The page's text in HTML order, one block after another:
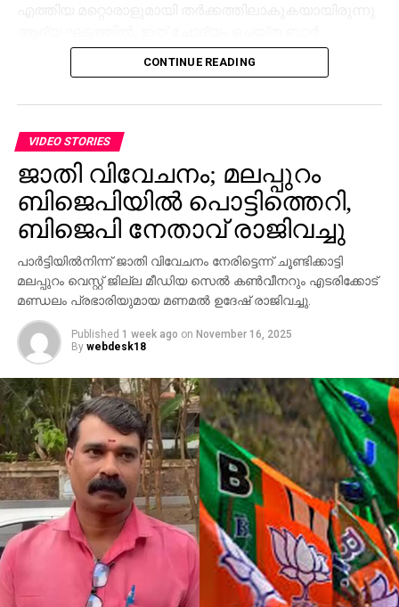
സംഘം ആദ്യം ബാറില്‍ നിന്ന് പുറത്തുപോയെങ്കിലും,
അലീനയും കൂട്ടരും കുറച്ച് സമയത്തിനുശേഷം
ആവര്‍ത്തിച്ച് അഞ്ചുതവണ വരെ തിരിച്ചെത്തി
ആക്രമണം നടത്തിയതായും ബാര്‍ ഉടമ നല്‍കിയ
പരാതിയില്‍ പറയുന്നു. വിദ്യാഭ്യാസ
ആവശ്യങ്ങള്‍ക്കായി എറണാകുളത്ത് എത്തിയവരാണ്
പ്രതികളെന്ന് പൊലീസ് കണ്ടെത്തിയിട്ടുണ്ട്.
സംഭവത്തില്‍ അലീനയുടെ കൈക്ക് പരുക്കേല്‍ക്കുകയും
ചെയ്തു.
ജാതി വിവേചനം; മലപ്പുറം
ബിജെപിയില്‍ പൊട്ടിത്തെറി,
ബിജെപി നേതാവ് രാജിവച്ചു
പാര്‍ട്ടിയില്‍നിന്ന് ജാതി വിവേചനം നേരിട്ടെന്ന് ചൂണ്ടിക്കാട്ടി
മലപ്പുറം വെസ്റ്റ് ജില്ല മീഡിയ സെല്‍ കണ്‍വീനറും എടരിക്കോട്
മണ്ഡലം പ്രഭാരിയുമായ മണമല്‍ ഉദേഷ് രാജിവച്ചു.